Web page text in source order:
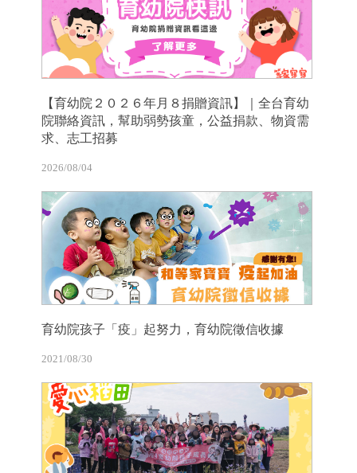
【育幼院２０２６年月８捐贈資訊】｜全台育幼
院聯絡資訊，幫助弱勢孩童，公益捐款、物資需
求、志工招募
2026/08/04
育幼院孩子「疫」起努力，育幼院徵信收據
2021/08/30